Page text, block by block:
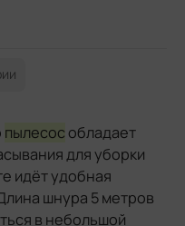
пылесос обладает
для уборки
идёт удобная
шнура 5 метров
в небольшой